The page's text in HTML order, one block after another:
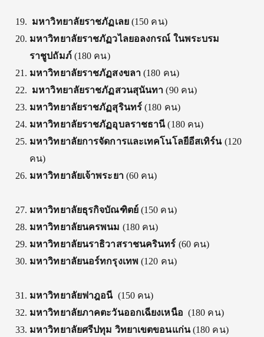
มหาวิทยาลัยราชภัฏเลย (150 คน)
มหาวิทยาลัยราชภัฏวไลยอลงกรณ์ ในพระบรม
ราชูปถัมภ์ (180 คน)
มหาวิทยาลัยราชภัฏสงขลา(180 คน)
มหาวิทยาลัยราชภัฏสวนสุนันทา(90 คน)
มหาวิทยาลัยราชภัฏสุรินทร์ (180 คน)
มหาวิทยาลัยราชภัฏอุบลราชธานี(180 คน)
มหาวิทยาลัยการจัดการและเทคโนโลยีอีสเทิร์น (120
คน)
มหาวิทยาลัยเจ้าพระยา (60 คน)
มหาวิทยาลัยธุรกิจบัณฑิตย์ (150 คน)
มหาวิทยาลัยนครพนม (180 คน)
มหาวิทยาลัยนราธิวาสราชนครินทร์ (60 คน)
มหาวิทยาลัยนอร์ทกรุงเทพ (120 คน)
มหาวิทยาลัยฟาฎอนี (150 คน)
มหาวิทยาลัยภาคตะวันออกเฉียงเหนือ (180 คน)
มหาวิทยาลัยศรีปทุม วิทยาเขตขอนแก่น(180 คน)